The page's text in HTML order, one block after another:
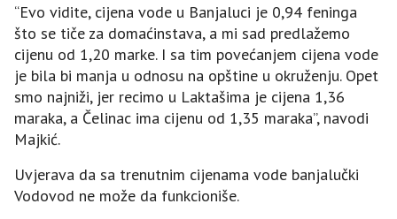
“Evo vidite, cijena vode u Banjaluci je 0,94 feninga
što se tiče za domaćinstava, a mi sad predlažemo
cijenu od 1,20 marke. I sa tim povećanjem cijena vode
je bila bi manja u odnosu na opštine u okruženju. Opet
smo najniži, jer recimo u Laktašima je cijena 1,36
maraka, a Čelinac ima cijenu od 1,35 maraka”, navodi
Majkić.
Uvjerava da sa trenutnim cijenama vode banjalučki
Vodovod ne može da funkcioniše.